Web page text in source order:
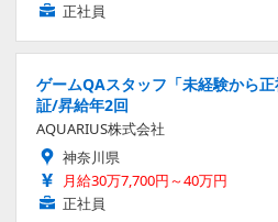
正社員
ゲームQAスタッフ「未経験から
証/昇給年2回
AQUARIUS株式会社
神奈川県
月給30万7,700円～40万円
正社員